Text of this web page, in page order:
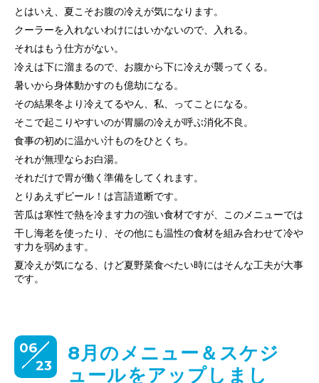
とはいえ、夏こそお腹の冷えが気になります。
クーラーを入れないわけにはいかないので、入れる。
それはもう仕方がない。
冷えは下に溜まるので、お腹から下に冷えが襲ってくる。
暑いから身体動かすのも億劫になる。
その結果冬より冷えてるやん、私、ってことになる。
そこで起こりやすいのが胃腸の冷えが呼ぶ消化不良。
食事の初めに温かい汁ものをひとくち。
それが無理ならお白湯。
それだけで胃が働く準備をしてくれます。
とりあえずビール！は言語道断です。
苦瓜は寒性で熱を冷ます力の強い食材ですが、このメニューでは
干し海老を使ったり、その他にも温性の食材を組み合わせて冷や
す力を弱めます。
夏冷えが気になる、けど夏野菜食べたい時にはそんな工夫が大事
です。
06
23
8月のメニュー＆スケジ
ュールをアップしまし